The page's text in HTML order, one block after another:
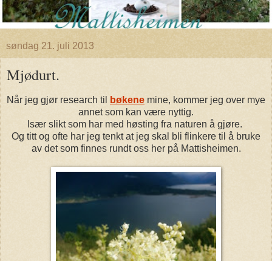
søndag 21. juli 2013
Mjødurt.
Når jeg gjør research til bøkene mine, kommer jeg over mye
annet som kan være nyttig.
Især slikt som har med høsting fra naturen å gjøre.
Og titt og ofte har jeg tenkt at jeg skal bli flinkere til å bruke
av det som finnes rundt oss her på Mattisheimen.